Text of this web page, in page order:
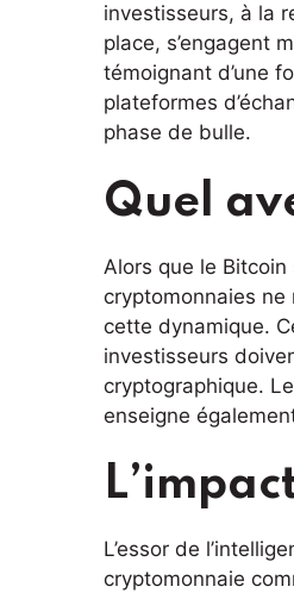
investisseurs, à la
place, s’engagent
témoignant d’une
plateformes
phase de bulle.
Quel
Alors que le
cryptomonnaies ne
cette dynamique.
investisseurs
cryptographique.
enseigne
L’essor de
cryptomonnaie